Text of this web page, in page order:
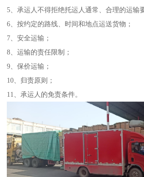
5、承运人不得拒绝托运人通常、合理的运输
6、按约定的路线、时间和地点运送货物；
7、安全运输；
8、运输的责任限制；
9、保价运输；
10、归责原则；
11、承运人的免责条件。